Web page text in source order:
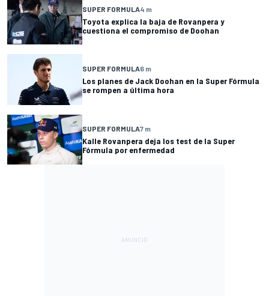
SUPER FORMULA4 m
Toyota explica la baja de Rovanpera y
cuestiona el compromiso de Doohan
SUPER FORMULA6 m
Los planes de Jack Doohan en la Super Fórmula
se rompen a última hora
SUPER FORMULA7 m
Kalle Rovanpera deja los test de la Super
Fórmula por enfermedad